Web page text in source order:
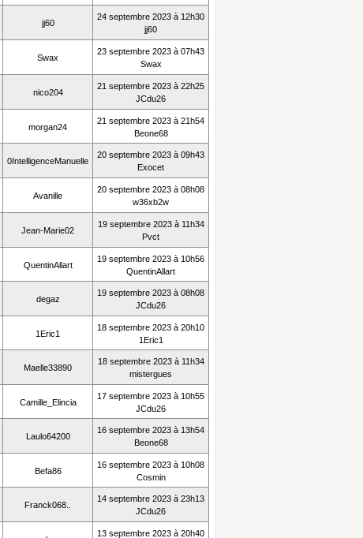
jj60
24 septembre 2023 à 12h30
jj60
Swax
23 septembre 2023 à 07h43
Swax
nico204
21 septembre 2023 à 22h25
JCdu26
morgan24
21 septembre 2023 à 21h54
Beone68
0IntelligenceManuelle
20 septembre 2023 à 09h43
Exocet
Avanille
20 septembre 2023 à 08h08
w36xb2w
Jean-Marie02
19 septembre 2023 à 11h34
Pvct
QuentinAllart
19 septembre 2023 à 10h56
QuentinAllart
degaz
19 septembre 2023 à 08h08
JCdu26
1Eric1
18 septembre 2023 à 20h10
1Eric1
Maelle33890
18 septembre 2023 à 11h34
mistergues
Camille_Elincia
17 septembre 2023 à 10h55
JCdu26
Laulo64200
16 septembre 2023 à 13h54
Beone68
Befa86
16 septembre 2023 à 10h08
Cosmin
Franck068..
14 septembre 2023 à 23h13
JCdu26
13 septembre 2023 à 20h40